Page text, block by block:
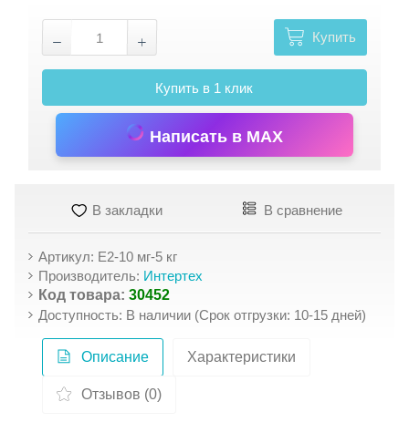
Купить
Купить в 1 клик
Написать в MAX
В закладки В сравнение
Артикул: Е2-10 мг-5 кг
Производитель: Интертех
Код товара: 30452
Доступность: В наличии (Срок отгрузки: 10-15 дней)
Описание Характеристики
Отзывов (0)